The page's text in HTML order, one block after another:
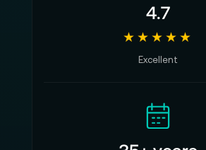
4.7
★★★★★
Excellent